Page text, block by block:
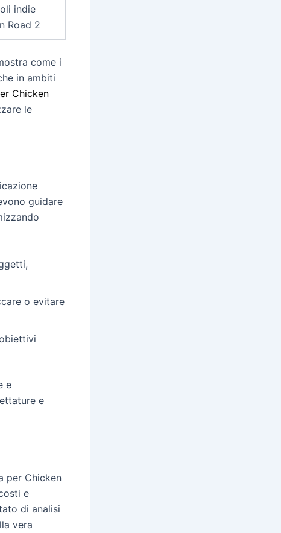
indie
Road 2
come i
in ambiti
Chicken
le
guidare
o evitare
e
e
per Chicken
e
di analisi
vera